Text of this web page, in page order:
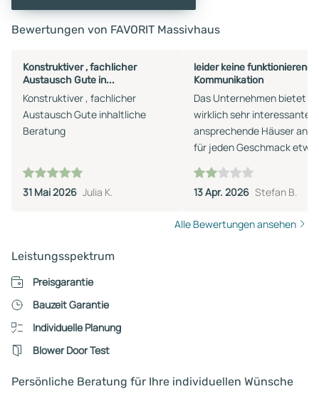
Bewertungen von FAVORIT Massivhaus
Konstruktiver , fachlicher
Austausch Gute in...
Konstruktiver , fachlicher
Austausch Gute inhaltliche
Beratung
31 Mai 2026 Julia K.
leider keine funktionierende
Kommunikation
Das Unternehmen bietet
wirklich sehr interessante
ansprechende Häuser an,
für jeden Geschmack
übersichtlich und
aufgebaut und auch an der
etwas zu verbessern.
gegenüber steht eine
13 Apr. 2026 Stefan B.
Alle Bewertungen ansehen
Leistungsspektrum
Preisgarantie
Bauzeit Garantie
Individuelle Planung
Blower Door Test
Persönliche Beratung für Ihre individuellen Wünsche